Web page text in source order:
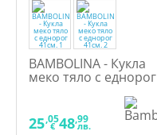
BAMBOLINA - Кукла
меко тяло с еднорог
25,05
€ 48,99
лв.